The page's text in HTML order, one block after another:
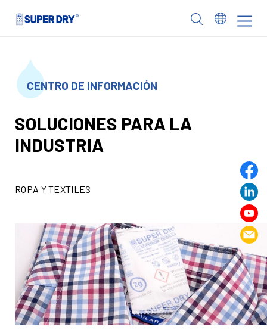
CENTRO DE INFORMACIÓN
SOLUCIONES PARA LA
INDUSTRIA
ROPA Y TEXTILES